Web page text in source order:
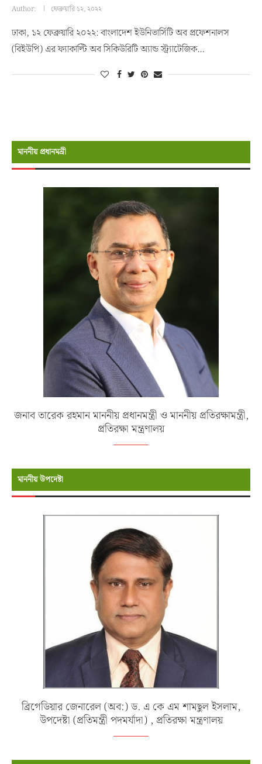
Author: ফেব্রুয়ারি ১২, ২০২২
ঢাকা, ১২ ফেব্রুয়ারি ২০২২: বাংলাদেশ ইউনিভার্সিটি অব প্রফেশনালস
(বিইউপি) এর ফ্যাকাল্টি অব সিকিউরিটি অ্যান্ড স্ট্র্যাটেজিক…
মাননীয় প্রধানমন্রী
জনাব তারেক রহমান মাননীয় প্রধানমন্ত্রী ও মাননীয় প্রতিরক্ষামন্ত্রী,
প্রতিরক্ষা মন্ত্রণালয়
মাননীয় উপদেষ্টা
ব্রিগেডিয়ার জেনারেল (অব:) ড. এ কে এম শামছুল ইসলাম,
উপদেষ্টা (প্রতিমন্ত্রী পদমর্যাদা) , প্রতিরক্ষা মন্ত্রণালয়